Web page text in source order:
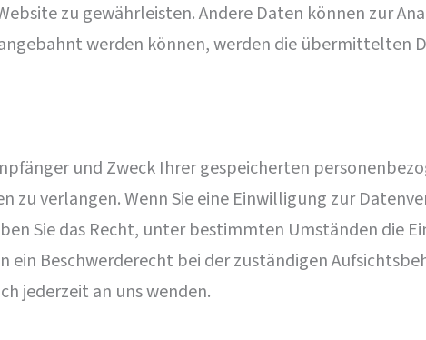
zu gewährleisten. Andere Daten können zur
werden können, werden die übermittelten
und Zweck Ihrer gespeicherten
zu verlangen. Wenn Sie eine Einwilligung zur
Sie das Recht, unter bestimmten Umständen die
Beschwerderecht bei der zuständigen
jederzeit an uns wenden.